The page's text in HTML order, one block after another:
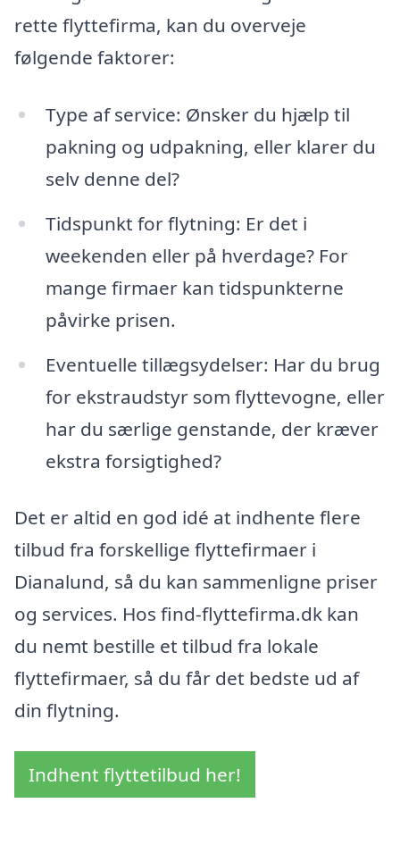
rette flyttefirma, kan du overveje
følgende faktorer:
Type af service: Ønsker du hjælp til
pakning og udpakning, eller klarer du
selv denne del?
Tidspunkt for flytning: Er det i
weekenden eller på hverdage? For
mange firmaer kan tidspunkterne
påvirke prisen.
Eventuelle tillægsydelser: Har du brug
for ekstraudstyr som flyttevogne, eller
har du særlige genstande, der kræver
ekstra forsigtighed?
Det er altid en god idé at indhente flere
tilbud fra forskellige flyttefirmaer i
Dianalund, så du kan sammenligne priser
og services. Hos find-flyttefirma.dk kan
du nemt bestille et tilbud fra lokale
flyttefirmaer, så du får det bedste ud af
din flytning.
Indhent flyttetilbud her!